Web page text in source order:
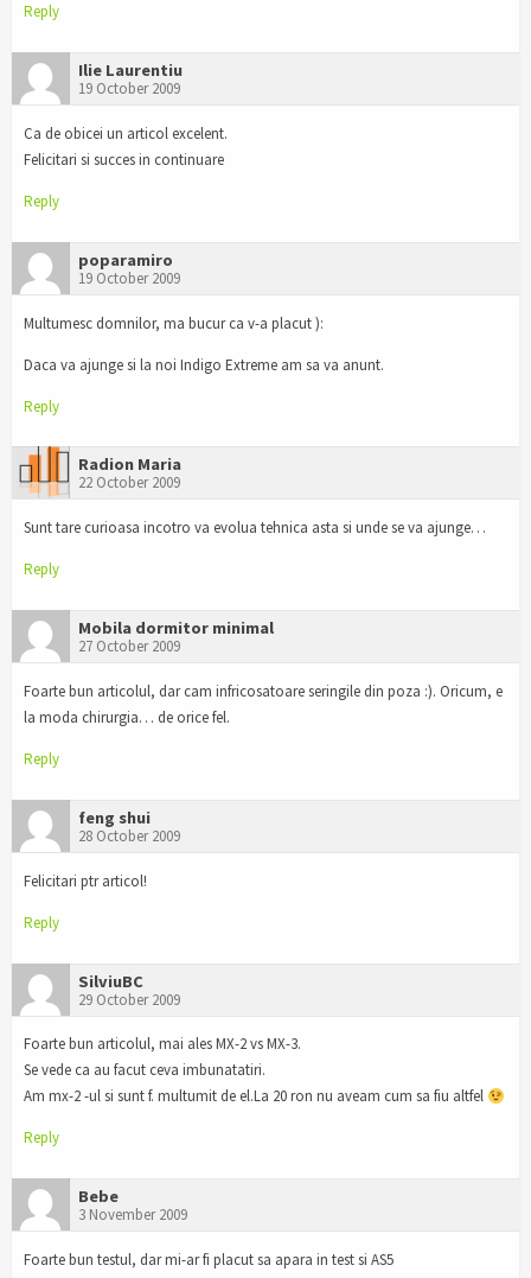
Reply
Ilie Laurentiu
19 October 2009
Ca de obicei un articol excelent.
Felicitari si succes in continuare
Reply
poparamiro
19 October 2009
Multumesc domnilor, ma bucur ca v-a placut ):
Daca va ajunge si la noi Indigo Extreme am sa va anunt.
Reply
Radion Maria
22 October 2009
Sunt tare curioasa incotro va evolua tehnica asta si unde se va ajunge…
Reply
Mobila dormitor minimal
27 October 2009
Foarte bun articolul, dar cam infricosatoare seringile din poza :). Oricum, e
la moda chirurgia… de orice fel.
Reply
feng shui
28 October 2009
Felicitari ptr articol!
Reply
SilviuBC
29 October 2009
Foarte bun articolul, mai ales MX-2 vs MX-3.
Se vede ca au facut ceva imbunatatiri.
Am mx-2 -ul si sunt f. multumit de el.La 20 ron nu aveam cum sa fiu altfel
Reply
Bebe
3 November 2009
Foarte bun testul, dar mi-ar fi placut sa apara in test si AS5